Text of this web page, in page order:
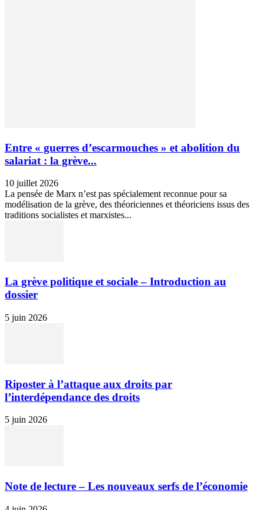
Entre « guerres d’escarmouches » et abolition du
salariat : la grève...
10 juillet 2026
La pensée de Marx n’est pas spécialement reconnue pour sa
modélisation de la grève, des théoriciennes et théoriciens issus des
traditions socialistes et marxistes...
La grève politique et sociale – Introduction au
dossier
5 juin 2026
Riposter à l’attaque aux droits par
l’interdépendance des droits
5 juin 2026
Note de lecture – Les nouveaux serfs de l’économie